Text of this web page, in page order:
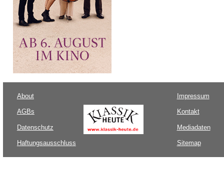
About
AGBs
Datenschutz
Haftungsausschluss
Impressum
Kontakt
Mediadaten
Sitemap